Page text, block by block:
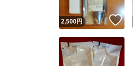
2,500円 い